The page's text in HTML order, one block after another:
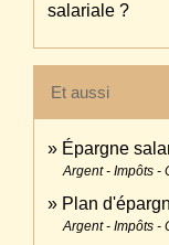
salariale ?
Et aussi
Épargne
Argent - Impôts -
Plan
Argent - Impôts -